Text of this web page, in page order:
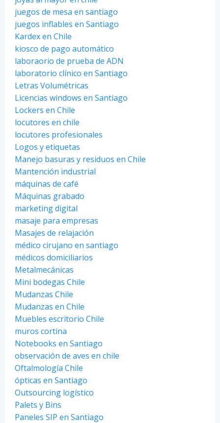
juegos de mesa en santiago
juegos inflables en Santiago
Kardex en Chile
kiosco de pago automático
laboraorio de prueba de ADN
laboratorio clínico en Santiago
Letras Volumétricas
Licencias windows en Santiago
Lockers en Chile
locutores en chile
locutores profesionales
Logos y etiquetas
Manejo basuras y residuos en Chile
Mantención industrial
máquinas de café
Máquinas grabado
marketing digital
masaje para empresas
Masajes de relajación
médico cirujano en santiago
médicos domiciliarios
Metalmecánicas
Mini bodegas Chile
Mudanzas Chile
Mudanzas en Chile
Muebles escritorio Chile
muros cortina
Notebooks en Santiago
observación de aves en chile
Oftalmología Chile
ópticas en Santiago
Outsourcing logístico
Palets y Bins
Paneles SIP en Santiago